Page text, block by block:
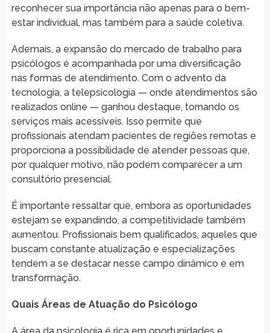
reconhecer sua importância não apenas para o bem-
estar individual, mas também para a saúde coletiva.
Ademais, a expansão do mercado de trabalho para
psicólogos é acompanhada por uma diversificação
nas formas de atendimento. Com o advento da
tecnologia, a telepsicologia — onde atendimentos são
realizados online — ganhou destaque, tornando os
serviços mais acessíveis. Isso permite que
profissionais atendam pacientes de regiões remotas e
proporciona a possibilidade de atender pessoas que,
por qualquer motivo, não podem comparecer a um
consultório presencial.
É importante ressaltar que, embora as oportunidades
estejam se expandindo, a competitividade também
aumentou. Profissionais bem qualificados, aqueles que
buscam constante atualização e especializações
tendem a se destacar nesse campo dinâmico e em
transformação.
Quais Áreas de Atuação do Psicólogo
A área da psicologia é rica em oportunidades e